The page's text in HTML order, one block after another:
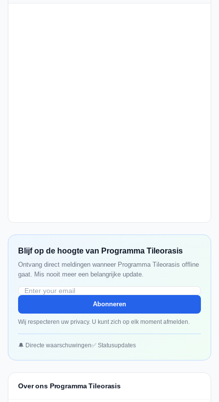
Blijf op de hoogte van Programma Tileorasis
Ontvang direct meldingen wanneer Programma Tileorasis offline
gaat. Mis nooit meer een belangrijke update.
Abonneren
Wij respecteren uw privacy. U kunt zich op elk moment afmelden.
🔔 Directe waarschuwingen✅ Statusupdates
Over ons Programma Tileorasis